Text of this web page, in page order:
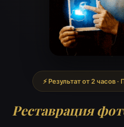
⚡ Результат от 2 часов
Реставрация